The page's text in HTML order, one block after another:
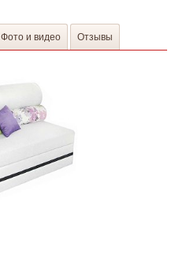
Фото и видео Отзывы